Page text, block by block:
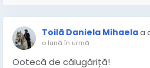
Toilă Daniela Mihaelaa
o lună în urmă
Ootecă de călugăriță!